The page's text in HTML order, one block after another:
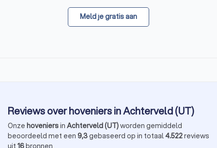
Meld je gratis aan
Reviews over hoveniers in Achterveld (UT)
Onze hoveniersin Achterveld (UT)worden gemiddeld
beoordeeld met een 9,3gebaseerd op in totaal4.522reviews